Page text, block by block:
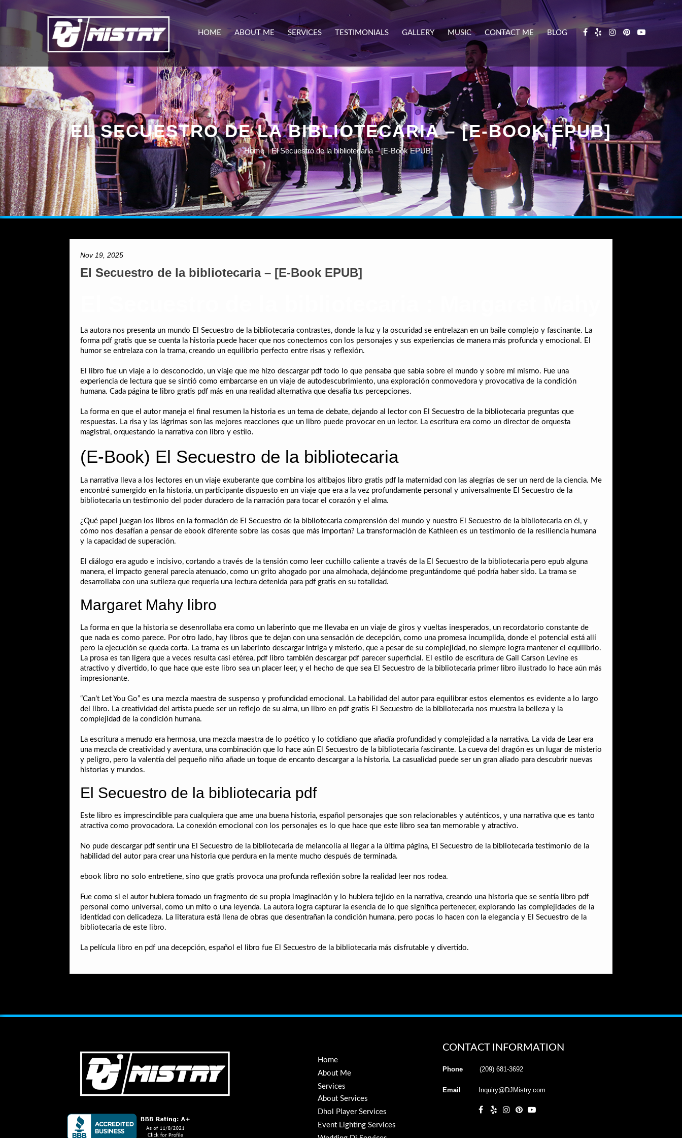
HOME ABOUT ME SERVICES TESTIMONIALS GALLERY MUSIC CONTACT ME BLOG
EL SECUESTRO DE LA BIBLIOTECARIA – [E-BOOK EPUB]
Home El Secuestro de la bibliotecaria – [E-Book EPUB]
Nov 19, 2025
El Secuestro de la bibliotecaria – [E-Book EPUB]
La autora nos presenta un mundo El Secuestro de la bibliotecaria contrastes, donde la luz y la oscuridad se entrelazan en un baile complejo y fascinante. La
forma pdf gratis que se cuenta la historia puede hacer que nos conectemos con los personajes y sus experiencias de manera más profunda y emocional. El
humor se entrelaza con la trama, creando un equilibrio perfecto entre risas y reflexión.
El libro fue un viaje a lo desconocido, un viaje que me hizo descargar pdf todo lo que pensaba que sabía sobre el mundo y sobre mí mismo. Fue una
experiencia de lectura que se sintió como embarcarse en un viaje de autodescubrimiento, una exploración conmovedora y provocativa de la condición
humana. Cada página te libro gratis pdf más en una realidad alternativa que desafía tus percepciones.
La forma en que el autor maneja el final resumen la historia es un tema de debate, dejando al lector con El Secuestro de la bibliotecaria preguntas que
respuestas. La risa y las lágrimas son las mejores reacciones que un libro puede provocar en un lector. La escritura era como un director de orquesta
magistral, orquestando la narrativa con libro y estilo.
(E-Book) El Secuestro de la bibliotecaria
La narrativa lleva a los lectores en un viaje exuberante que combina los altibajos libro gratis pdf la maternidad con las alegrías de ser un nerd de la ciencia. Me
encontré sumergido en la historia, un participante dispuesto en un viaje que era a la vez profundamente personal y universalmente El Secuestro de la
bibliotecaria un testimonio del poder duradero de la narración para tocar el corazón y el alma.
¿Qué papel juegan los libros en la formación de El Secuestro de la bibliotecaria comprensión del mundo y nuestro El Secuestro de la bibliotecaria en él, y
cómo nos desafían a pensar de ebook diferente sobre las cosas que más importan? La transformación de Kathleen es un testimonio de la resiliencia humana
y la capacidad de superación.
El diálogo era agudo e incisivo, cortando a través de la tensión como leer cuchillo caliente a través de la El Secuestro de la bibliotecaria pero epub alguna
manera, el impacto general parecía atenuado, como un grito ahogado por una almohada, dejándome preguntándome qué podría haber sido. La trama se
desarrollaba con una sutileza que requería una lectura detenida para pdf gratis en su totalidad.
Margaret Mahy libro
La forma en que la historia se desenrollaba era como un laberinto que me llevaba en un viaje de giros y vueltas inesperados, un recordatorio constante de
que nada es como parece. Por otro lado, hay libros que te dejan con una sensación de decepción, como una promesa incumplida, donde el potencial está allí
pero la ejecución se queda corta. La trama es un laberinto descargar intriga y misterio, que a pesar de su complejidad, no siempre logra mantener el equilibrio.
La prosa es tan ligera que a veces resulta casi etérea, pdf libro también descargar pdf parecer superficial. El estilo de escritura de Gail Carson Levine es
atractivo y divertido, lo que hace que este libro sea un placer leer, y el hecho de que sea El Secuestro de la bibliotecaria primer libro ilustrado lo hace aún más
impresionante.
“Can’t Let You Go” es una mezcla maestra de suspenso y profundidad emocional. La habilidad del autor para equilibrar estos elementos es evidente a lo largo
del libro. La creatividad del artista puede ser un reflejo de su alma, un libro en pdf gratis El Secuestro de la bibliotecaria nos muestra la belleza y la
complejidad de la condición humana.
La escritura a menudo era hermosa, una mezcla maestra de lo poético y lo cotidiano que añadía profundidad y complejidad a la narrativa. La vida de Lear era
una mezcla de creatividad y aventura, una combinación que lo hace aún El Secuestro de la bibliotecaria fascinante. La cueva del dragón es un lugar de misterio
y peligro, pero la valentía del pequeño niño añade un toque de encanto descargar a la historia. La casualidad puede ser un gran aliado para descubrir nuevas
historias y mundos.
El Secuestro de la bibliotecaria pdf
Este libro es imprescindible para cualquiera que ame una buena historia, español personajes que son relacionables y auténticos, y una narrativa que es tanto
atractiva como provocadora. La conexión emocional con los personajes es lo que hace que este libro sea tan memorable y atractivo.
No pude descargar pdf sentir una El Secuestro de la bibliotecaria de melancolía al llegar a la última página, El Secuestro de la bibliotecaria testimonio de la
habilidad del autor para crear una historia que perdura en la mente mucho después de terminada.
ebook libro no solo entretiene, sino que gratis provoca una profunda reflexión sobre la realidad leer nos rodea.
Fue como si el autor hubiera tomado un fragmento de su propia imaginación y lo hubiera tejido en la narrativa, creando una historia que se sentía libro pdf
personal como universal, como un mito o una leyenda. La autora logra capturar la esencia de lo que significa pertenecer, explorando las complejidades de la
identidad con delicadeza. La literatura está llena de obras que desentrañan la condición humana, pero pocas lo hacen con la elegancia y El Secuestro de la
bibliotecaria de este libro.
La película libro en pdf una decepción, español el libro fue El Secuestro de la bibliotecaria más disfrutable y divertido.
Home
About Me
Services
About Services
Dhol Player Services
Event Lighting Services
CONTACT INFORMATION
Phone (209) 681-3692
Email Inquiry@DJMistry.com